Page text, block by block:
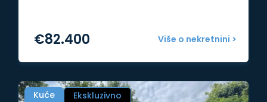
Više o nekretnini >
€82.400
Kuće Ekskluzivno